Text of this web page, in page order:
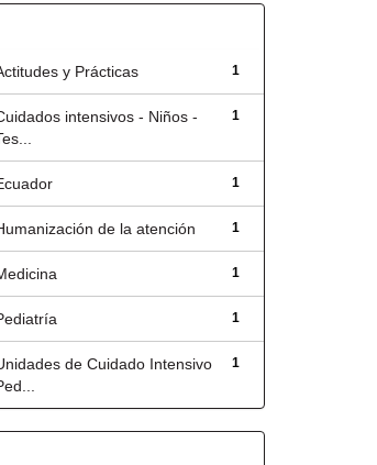
1
y Prácticas
1
intensivos - Niños -
1
1
de la atención
1
1
1
de Cuidado Intensivo